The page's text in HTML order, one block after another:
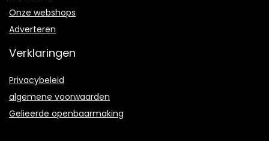
Onze webshops
Adverteren
Verklaringen
Privacybeleid
algemene voorwaarden
Gelieerde openbaarmaking